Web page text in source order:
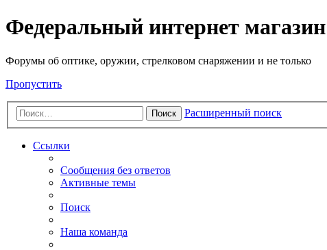
Федеральный интернет
Форумы об оптике, оружии, стрелковом снаряжении и не только
Пропустить
Поиск Расширенный поиск
Ссылки
Сообщения без ответов
Активные темы
Поиск
Наша команда